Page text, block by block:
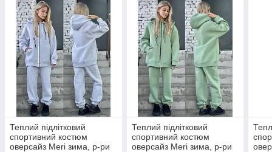
Теплий підлітковий
спортивний костюм
оверсайз Meri зима, р-ри
Теплий підлітковий
спортивний костюм
оверсайз Meri зима, р-ри